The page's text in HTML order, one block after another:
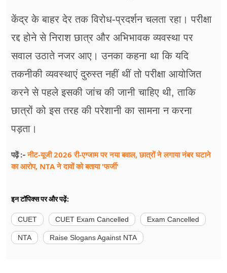
केंद्र के बाहर देर तक विरोध-प्रदर्शन चलता रहा। परीक्षा
रद्द होने से निराश छात्र और अभिभावक व्यवस्था पर
सवाल उठाते नजर आए। उनका कहना था कि यदि
तकनीकी व्यवस्थाएं दुरुस्त नहीं थीं तो परीक्षा आयोजित
करने से पहले इसकी जांच की जानी चाहिए थी, ताकि
छात्रों को इस तरह की परेशानी का सामना न करना
पड़ता।
पढ़ें :-नीट-यूजी 2026 री-एग्जाम पर नया बवाल, छात्रों ने लगाया नंबर घटाने
का आरोप, NTA ने दावों को बताया 'फर्जी'
इन टॉपिक्स पर और पढ़ें:
CUET CUET Exam Cancelled Exam Cancelled
NTA Raise Slogans Against NTA